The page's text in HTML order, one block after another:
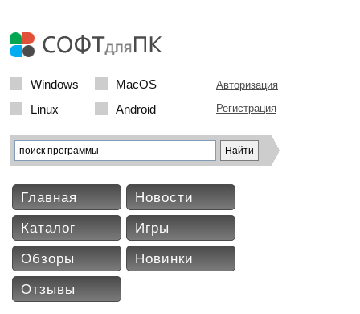
Windows
MacOS
Linux
Android
Авторизация
Регистрация
Главная
Новости
Каталог
Игры
Обзоры
Новинки
Отзывы